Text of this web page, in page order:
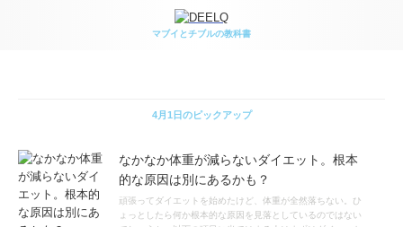
マブイとチブルの教科書
お疲れモードに見られちゃう？簡単にできる目の下のクマ
4月1日のピックアップ
なかなか体重が減らないダイエット。根本
的な原因は別にあるかも？
頑張ってダイエットを始めたけど、体重が全然落ちない。ひ
ょっとしたら何か根本的な原因を見落としているのではない